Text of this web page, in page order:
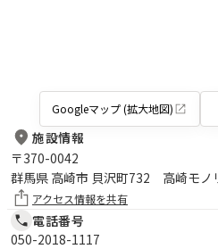
Googleマップ (拡大地図)
施設情報
〒370-0042
群馬県 高崎市 貝沢町732 高崎モノ
アクセス情報を共有
電話番号
050-2018-1117